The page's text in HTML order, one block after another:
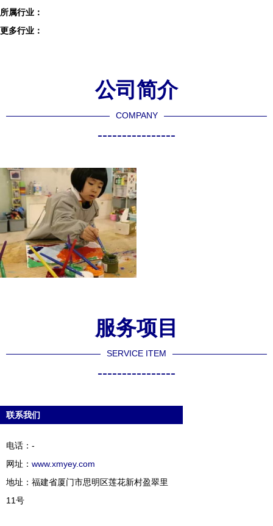
所属行业：
更多行业：
公司简介
COMPANY
----------------
服务项目
SERVICE ITEM
----------------
联系我们
电话：-
网址： www.xmyey.com
地址：福建省厦门市思明区莲花新村盈翠里
11号